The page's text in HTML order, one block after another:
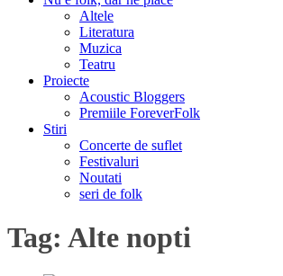
Altele
Literatura
Muzica
Teatru
Proiecte
Acoustic Bloggers
Premiile ForeverFolk
Stiri
Concerte de suflet
Festivaluri
Noutati
seri de folk
Tag: Alte nopti